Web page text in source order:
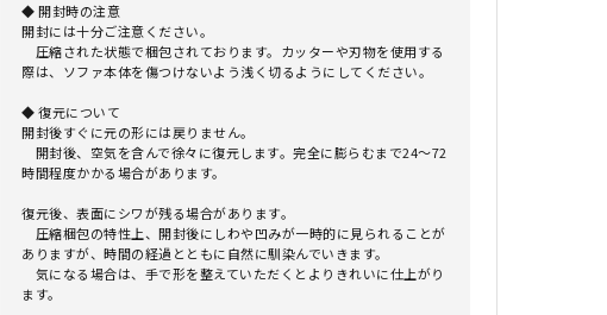
◆ 開封時の注意
開封には十分ご注意ください。
圧縮された状態で梱包されております。カッターや刃物を使用する
際は、ソファ本体を傷つけないよう浅く切るようにしてください。
◆ 復元について
開封後すぐに元の形には戻りません。
開封後、空気を含んで徐々に復元します。完全に膨らむまで24～72
時間程度かかる場合があります。
復元後、表面にシワが残る場合があります。
圧縮梱包の特性上、開封後にしわや凹みが一時的に見られることが
ありますが、時間の経過とともに自然に馴染んでいきます。
気になる場合は、手で形を整えていただくとよりきれいに仕上がり
ます。